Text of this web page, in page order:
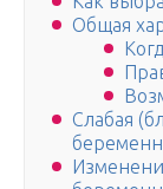
Общая
Слабая